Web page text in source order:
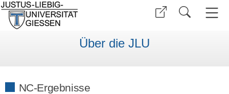
Über die JLU
NC-Ergebnisse